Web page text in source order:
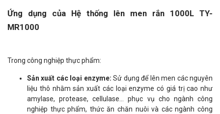
Ứng dụng của Hệ thống lên men rắn 1000L TY-
MR1000
Trong công nghiệp thực phẩm:
Sản xuất các loại enzyme: Sử dụng để lên men các nguyên
liệu thô nhằm sản xuất các loại enzyme có giá trị cao như
amylase, protease, cellulase... phục vụ cho ngành công
nghiệp thực phẩm, thức ăn chăn nuôi và các ngành công